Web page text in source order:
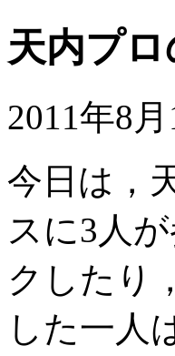
天内プ
2011年8
今日は，
スに3人
クしたり
した一人